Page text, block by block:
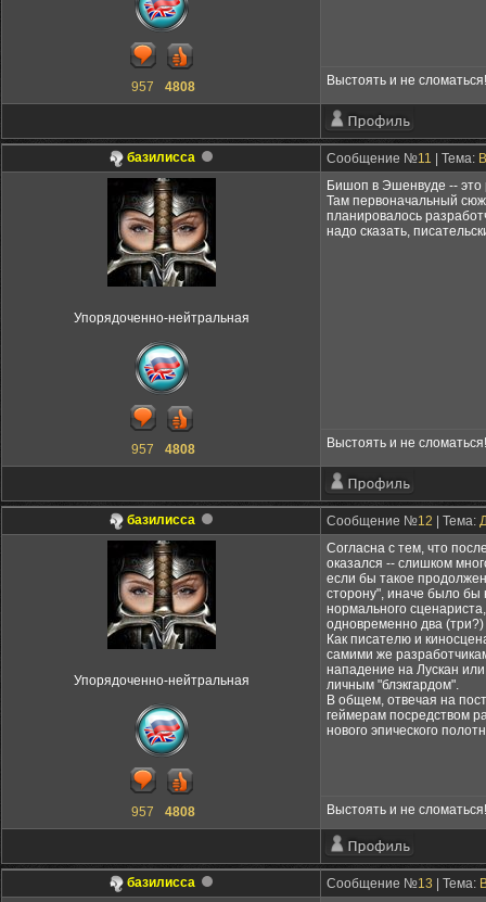
957 4808 Выстоять и не сломаться!
базилисса Сообщение №11 | Тема:
Упорядоченно-нейтральная
957 4808
Бишоп в Эшенвуде -- это
Там первоначальный
планировалось
надо сказать,
Выстоять и не сломаться!
базилисса Сообщение №12 | Тема:
Упорядоченно-нейтральная
957 4808
Согласна с тем, что
оказался -- слишком
если бы такое
сторону", иначе было бы
нормального
одновременно два
Как писателю и
самими же
нападение на Лускан
личным "блэкгардом".
В общем, отвечая на
геймерам посредством
нового эпического
Выстоять и не сломаться!
базилисса Сообщение №13 | Тема: